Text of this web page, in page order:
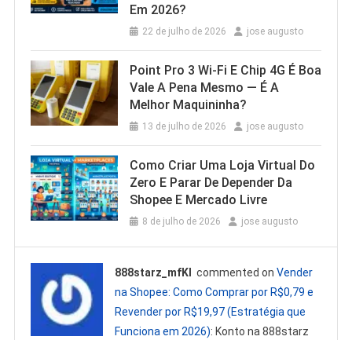
Em 2026?
22 de julho de 2026 jose augusto
Point Pro 3 Wi‑Fi E Chip 4G É Boa
Vale A Pena Mesmo — É A
Melhor Maquininha?
13 de julho de 2026 jose augusto
Como Criar Uma Loja Virtual Do
Zero E Parar De Depender Da
Shopee E Mercado Livre
8 de julho de 2026 jose augusto
888starz_mfKl commented onVender
na Shopee: Como Comprar por R$0,79 e
Revender por R$19,97 (Estratégia que
Funciona em 2026): Konto na 888starz